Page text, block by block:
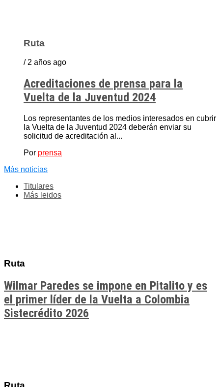
Ruta
/ 2 años ago
Acreditaciones de prensa para la
Vuelta de la Juventud 2024
Los representantes de los medios interesados en cubrir
la Vuelta de la Juventud 2024 deberán enviar su
solicitud de acreditación al...
Por prensa
Más noticias
Titulares
Más leidos
Ruta
Wilmar Paredes se impone en Pitalito y es
el primer líder de la Vuelta a Colombia
Sistecrédito 2026